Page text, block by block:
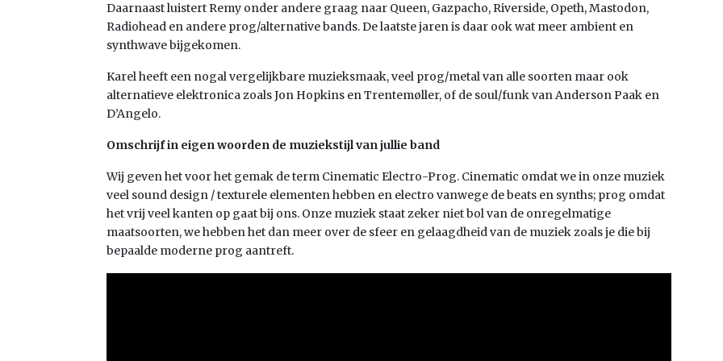
Daarnaast luistert Remy onder andere graag naar Queen, Gazpacho, Riverside, Opeth, Mastodon,
Radiohead en andere prog/alternative bands. De laatste jaren is daar ook wat meer ambient en
synthwave bijgekomen.
Karel heeft een nogal vergelijkbare muzieksmaak, veel prog/metal van alle soorten maar ook
alternatieve elektronica zoals Jon Hopkins en Trentemøller, of de soul/funk van Anderson Paak en
D’Angelo.
Omschrijf in eigen woorden de muziekstijl van jullie band
Wij geven het voor het gemak de term Cinematic Electro-Prog. Cinematic omdat we in onze muziek
veel sound design / texturele elementen hebben en electro vanwege de beats en synths; prog omdat
het vrij veel kanten op gaat bij ons. Onze muziek staat zeker niet bol van de onregelmatige
maatsoorten, we hebben het dan meer over de sfeer en gelaagdheid van de muziek zoals je die bij
bepaalde moderne prog aantreft.